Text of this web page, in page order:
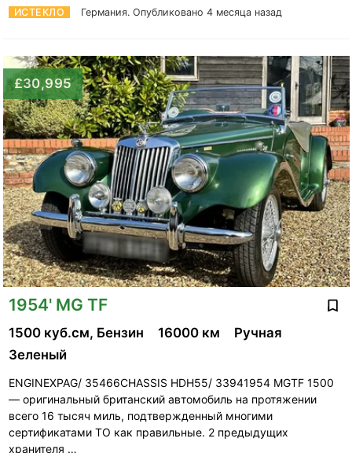
ИСТЕКЛО Германия. Опубликовано 4 месяца назад
£30,995
1954' MG TF
1500 куб.см, Бензин 16000 км
Ручная
Зеленый
ENGINEXPAG/ 35466CHASSIS HDH55/ 33941954 MGTF 1500
— оригинальный британский автомобиль на протяжении
всего 16 тысяч миль, подтвержденный многими
сертификатами ТО как правильные. 2 предыдущих
хранителя …